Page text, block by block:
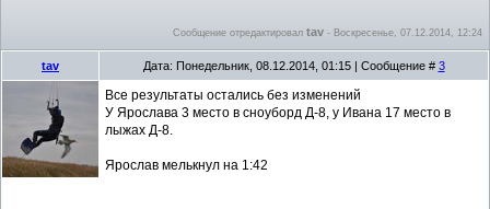
Сообщение отредактировал tav - Воскресенье, 07.12.2014, 12:24
tav Дата: Понедельник, 08.12.2014, 01:15 | Сообщение # 3
Все результаты остались без изменений
У Ярослава 3 место в сноуборд Д-8, у Ивана 17 место в
лыжах Д-8.
Ярослав мелькнул на 1:42